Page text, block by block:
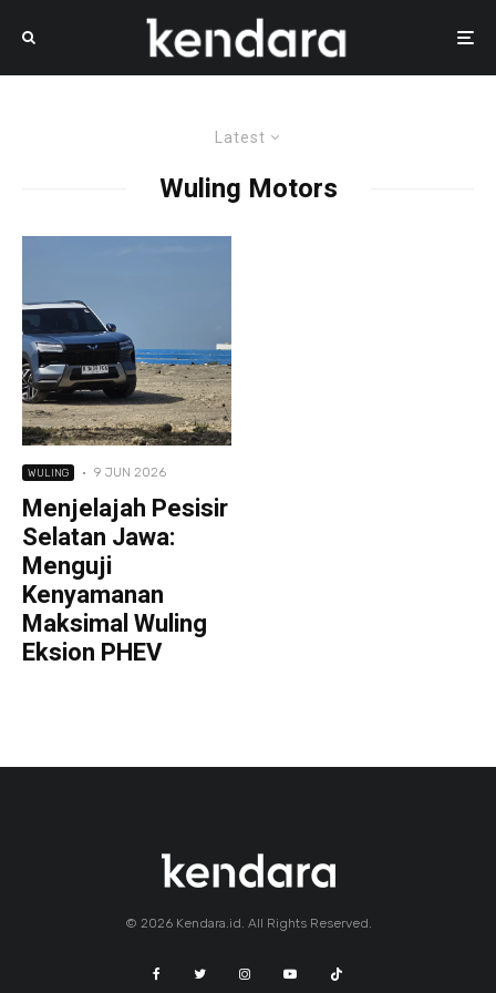
Latest
Wuling Motors
WULING · 9 JUN 2026
Menjelajah Pesisir
Selatan Jawa:
Menguji
Kenyamanan
Maksimal Wuling
Eksion PHEV
© 2026 Kendara.id. All Rights Reserved.